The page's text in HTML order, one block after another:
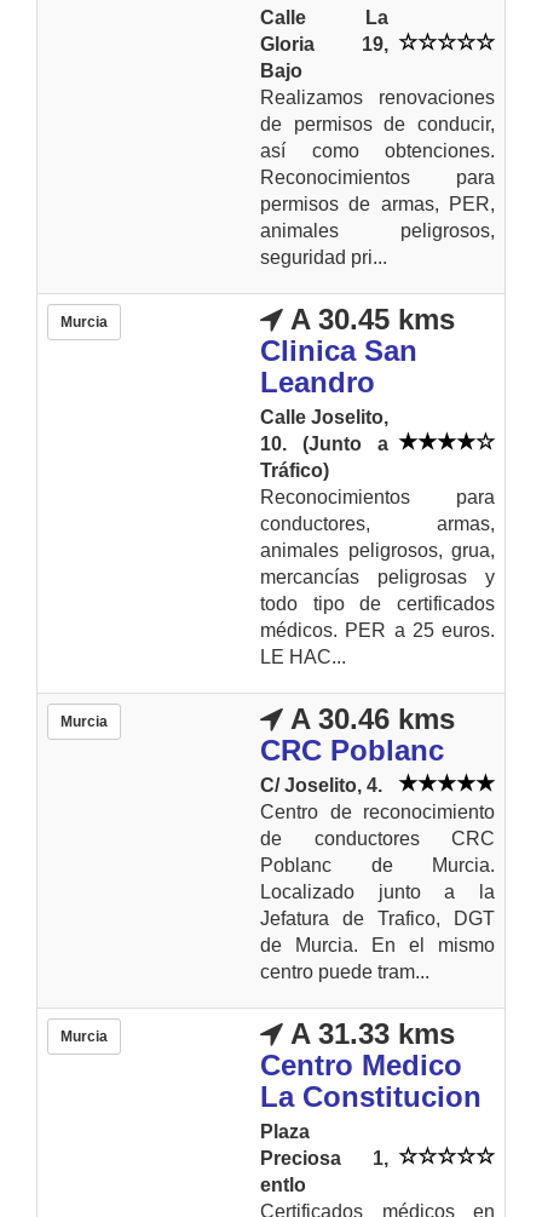
Calle La
Gloria 19,
Bajo
Realizamos renovaciones
de permisos de conducir,
así como obtenciones.
Reconocimientos para
permisos de armas, PER,
animales peligrosos,
seguridad pri...
Murcia
A 30.45 kms
Clinica San
Leandro
Calle Joselito,
10. (Junto a
Tráfico)
Reconocimientos para
conductores, armas,
animales peligrosos, grua,
mercancías peligrosas y
todo tipo de certificados
médicos. PER a 25 euros.
LE HAC...
Murcia
A 30.46 kms
CRC Poblanc
C/ Joselito, 4.
Centro de reconocimiento
de conductores CRC
Poblanc de Murcia.
Localizado junto a la
Jefatura de Trafico, DGT
de Murcia. En el mismo
centro puede tram...
Murcia
A 31.33 kms
Centro Medico
La Constitucion
Plaza
Preciosa 1,
entlo
Certificados médicos en